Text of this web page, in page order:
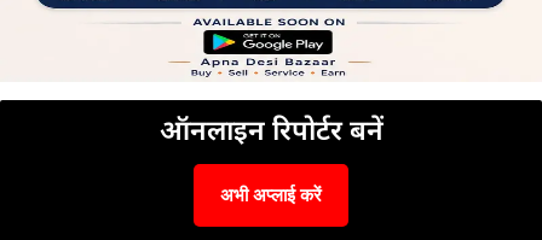
ऑनलाइन रिपोर्टर बनें
अभी अप्लाई करें